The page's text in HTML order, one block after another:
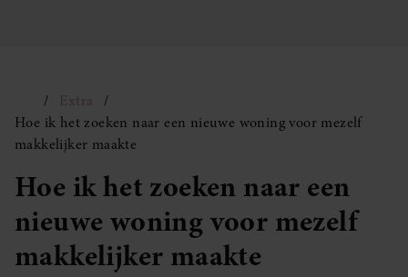
Extra
Hoe ik het zoeken naar een nieuwe woning voor mezelf
makkelijker maakte
Hoe ik het zoeken naar een
nieuwe woning voor mezelf
makkelijker maakte